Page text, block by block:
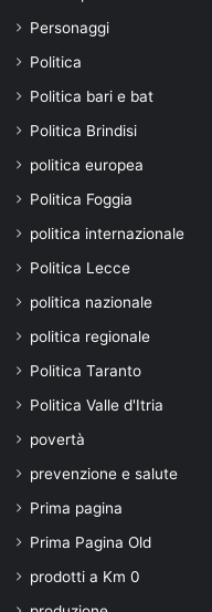
Personaggi
Politica
Politica bari e bat
Politica Brindisi
politica europea
Politica Foggia
politica internazionale
Politica Lecce
politica nazionale
politica regionale
Politica Taranto
Politica Valle d'Itria
povertà
prevenzione e salute
Prima pagina
Prima Pagina Old
prodotti a Km 0